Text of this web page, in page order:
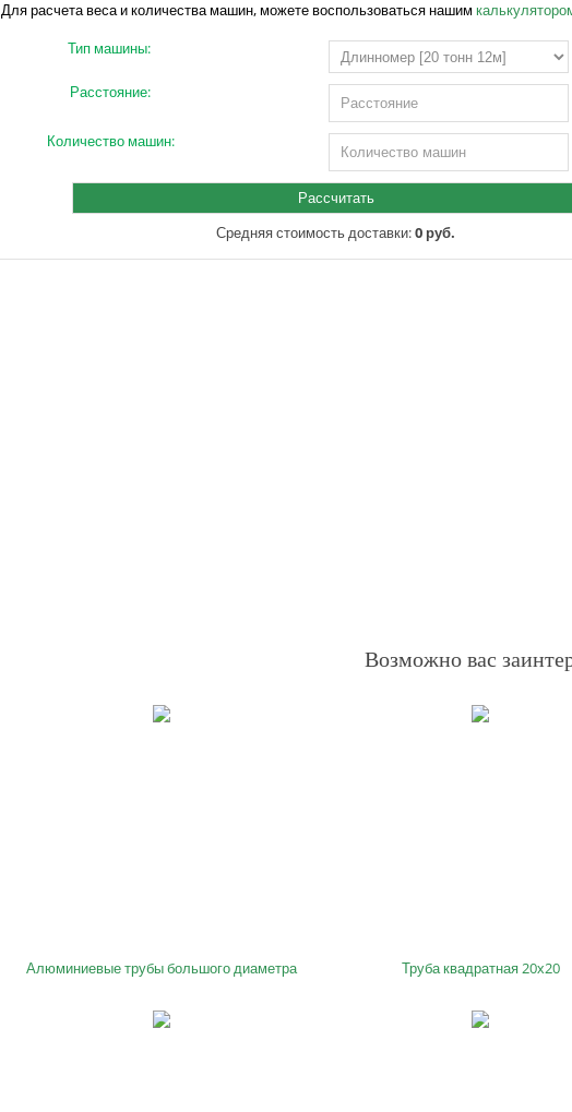
Для расчета веса и количества машин, можете воспользоваться нашим
Тип машины:
Расстояние:
Количество машин:
Средняя стоимость доставки:0 руб.
Возможно вас
Алюминиевые трубы большого диаметра Труба квадратная 20х20